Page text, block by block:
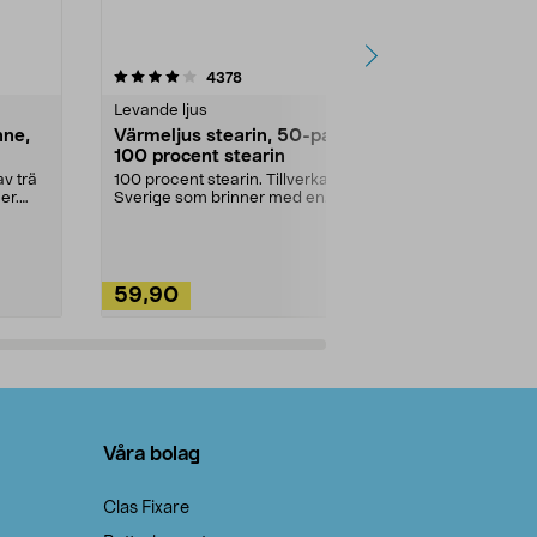
trä
4378recensioner
Levande ljus
Värmeljus stearin, 50-pack,
100 procent stearin
100 procent stearin. Tillverkade i
Sverige som brinner med en
59,90
4.5av 5 stjärnor
Våra bolag
Clas Fixare